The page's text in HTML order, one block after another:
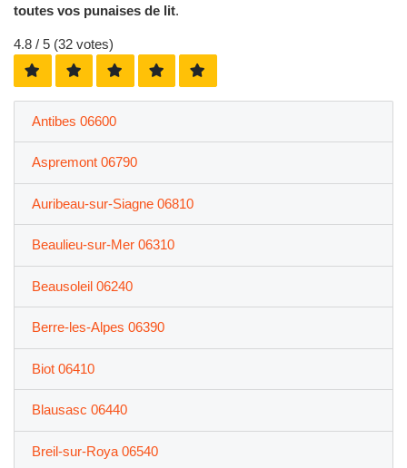
toutes vos punaises de lit.
4.8 / 5 (32 votes)
Antibes 06600
Aspremont 06790
Auribeau-sur-Siagne 06810
Beaulieu-sur-Mer 06310
Beausoleil 06240
Berre-les-Alpes 06390
Biot 06410
Blausasc 06440
Breil-sur-Roya 06540